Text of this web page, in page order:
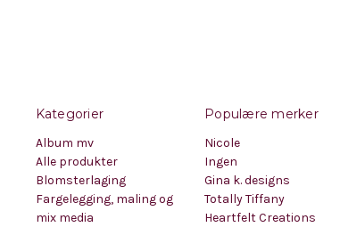
Kategorier
Album mv
Alle produkter
Blomsterlaging
Fargelegging, maling og
mix media
Populære merker
Nicole
Ingen
Gina k. designs
Totally Tiffany
Heartfelt Creations